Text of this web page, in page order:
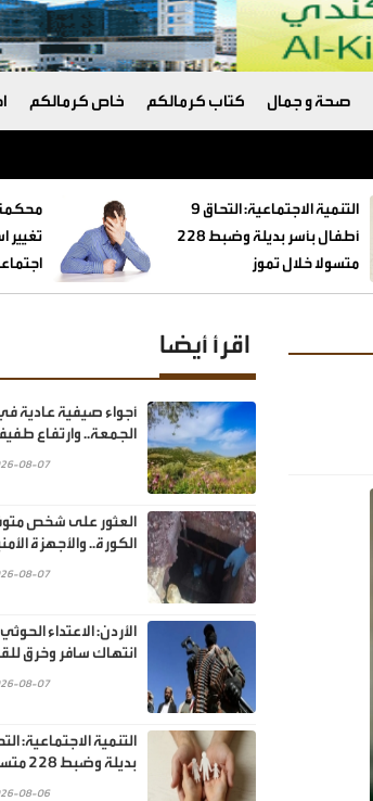
صحة و جمال كتاب كرمالكم خاص كرمالكم
‏التنمية الاجتماعية: التحاق 9
أطفال بأسر بديلة وضبط 228
متسولا خلال تموز
محكمة
تغيير
اقرأ أيضا
أجواء صيفية عادية
الجمعة.. وارتفاع
08-07
العثور على شخص
الكورة.. والأجهزة
08-07
الأردن: الاعتداء
انتهاك سافر وخرق
08-07
بديلة وضبط 228 متسولا خلال تموز
08-06